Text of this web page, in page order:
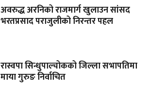
अवरुद्ध अरनिको राजमार्ग खुलाउन सांसद
भरतप्रसाद पराजुलीको निरन्तर पहल
रास्वपा सिन्धुपाल्चोकको जिल्ला सभापतिमा
माया गुरुङ निर्वाचित